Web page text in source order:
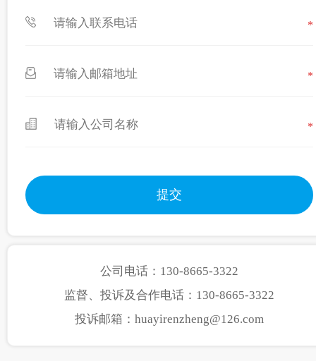
*
*
*
公司电话：130-8665-3322
监督、投诉及合作电话：130-8665-3322
投诉邮箱：huayirenzheng@126.com